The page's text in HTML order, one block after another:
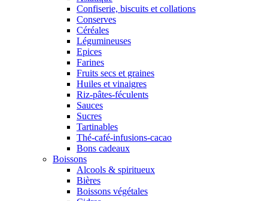
Confiserie, biscuits et collations
Conserves
Céréales
Légumineuses
Epices
Farines
Fruits secs et graines
Huiles et vinaigres
Riz-pâtes-féculents
Sauces
Sucres
Tartinables
Thé-café-infusions-cacao
Bons cadeaux
Boissons
Alcools & spiritueux
Bières
Boissons végétales